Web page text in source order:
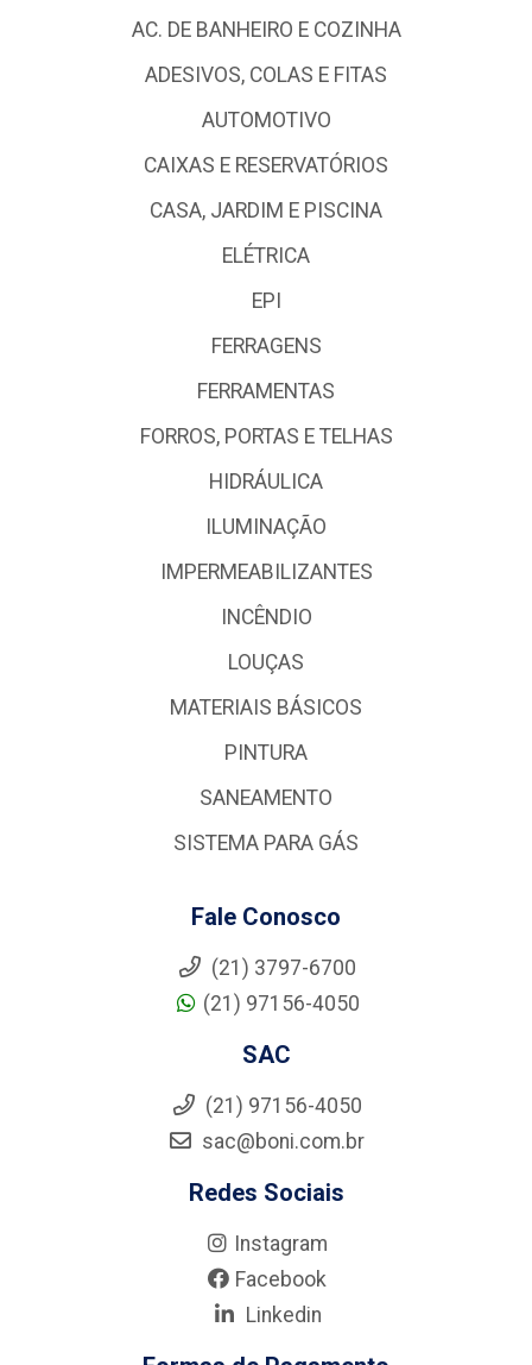
AC. DE BANHEIRO E COZINHA
ADESIVOS, COLAS E FITAS
AUTOMOTIVO
CAIXAS E RESERVATÓRIOS
CASA, JARDIM E PISCINA
ELÉTRICA
EPI
FERRAGENS
FERRAMENTAS
FORROS, PORTAS E TELHAS
HIDRÁULICA
ILUMINAÇÃO
IMPERMEABILIZANTES
INCÊNDIO
LOUÇAS
MATERIAIS BÁSICOS
PINTURA
SANEAMENTO
SISTEMA PARA GÁS
Fale Conosco
(21) 3797-6700
(21) 97156-4050
SAC
(21) 97156-4050
sac@boni.com.br
Redes Sociais
Instagram
Facebook
Linkedin